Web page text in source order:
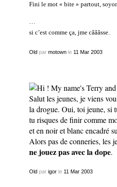
Fini le mot « bite » partout,
…
si c’est comme ça, jme câââsse.
Oldpar motownle 11 Mar 2003
Salut les jeunes, je viens
la drogue. Oui, toi jeune, si
tu risques de finir comme
et en noir et blanc encadré
Alors pas de conneries, les
ne jouez pas avec la dope.
Oldpar igorle 11 Mar 2003